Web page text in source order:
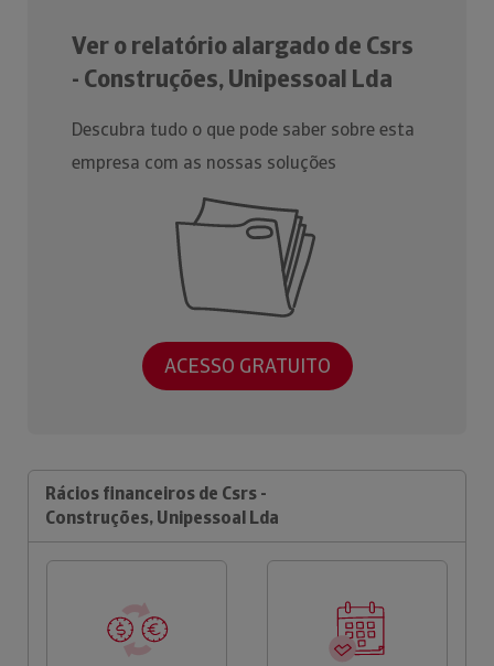
Ver o relatório alargado de Csrs
- Construções, Unipessoal Lda
Descubra tudo o que pode saber sobre esta
empresa com as nossas soluções
ACESSO GRATUITO
Rácios financeiros de Csrs -
Construções, Unipessoal Lda